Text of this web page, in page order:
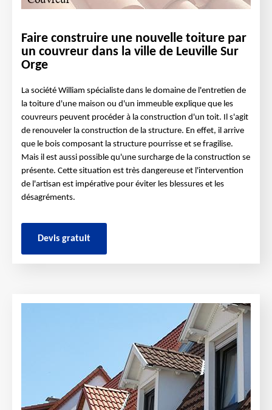
Faire construire une nouvelle toiture par
un couvreur dans la ville de Leuville Sur
Orge
La société William spécialiste dans le domaine de l'entretien de
la toiture d'une maison ou d'un immeuble explique que les
couvreurs peuvent procéder à la construction d'un toit. Il s'agit
de renouveler la construction de la structure. En effet, il arrive
que le bois composant la structure pourrisse et se fragilise.
Mais il est aussi possible qu'une surcharge de la construction se
présente. Cette situation est très dangereuse et l'intervention
de l'artisan est impérative pour éviter les blessures et les
désagréments.
Devis gratuit